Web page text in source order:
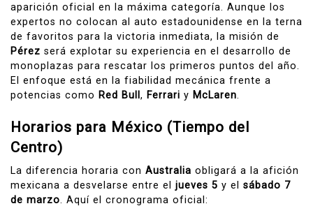
aparición oficial en la máxima categoría. Aunque los
expertos no colocan al auto estadounidense en la terna
de favoritos para la victoria inmediata, la misión de
Pérez será explotar su experiencia en el desarrollo de
monoplazas para rescatar los primeros puntos del año.
El enfoque está en la fiabilidad mecánica frente a
potencias como Red Bull , Ferrari y McLaren.
Horarios para México (Tiempo del
Centro)
La diferencia horaria con Australia obligará a la afición
mexicana a desvelarse entre el jueves 5 y el sábado 7
de marzo. Aquí el cronograma oficial: